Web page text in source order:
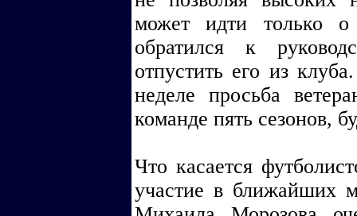
может идти только
обратился к
отпустить его из
неделе просьба
команде пять сезонов,
Что касается
участие в ближайших